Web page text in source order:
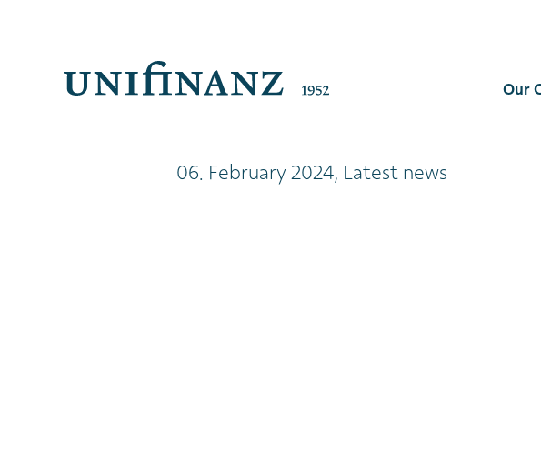
Our
06. February 2024, Latest news